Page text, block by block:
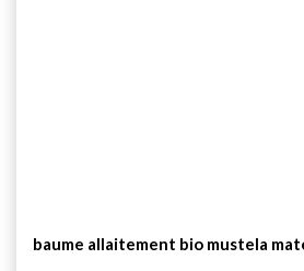
baume allaitement bio mustela